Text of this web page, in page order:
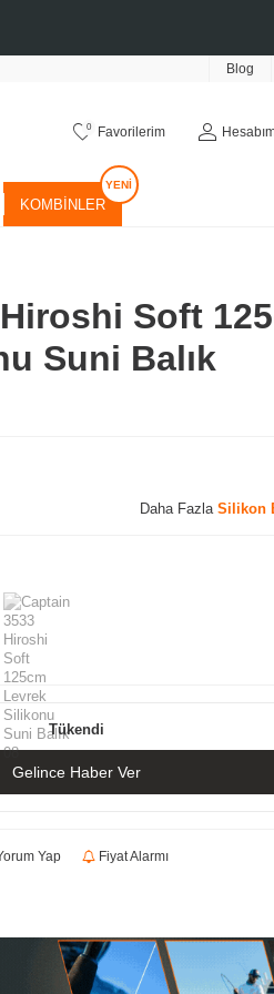
Blog
0 Favorilerim
KOMBINLER
Soft
Suni Balık
Daha Fazla Silikon
Tükendi
Gelince Haber Ver
Yap Fiyat Alarmı